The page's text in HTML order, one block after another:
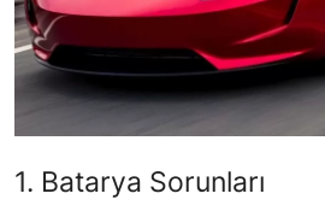
Sürüş & Güvenlik
Lastik & Jant
Yağlar & Sıvılar
LPG & Yakıt
1. Batarya Sorunları